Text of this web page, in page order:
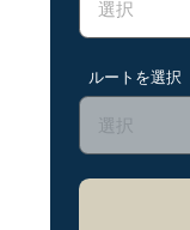
ルートを選択